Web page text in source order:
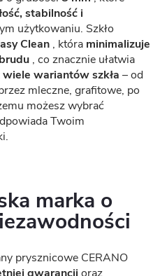
stabilność i
użytkowaniu. Szkło
Clean , która minimalizuje
, co znacznie ułatwia
wiele wariantów szkła – od
mleczne, grafitowe, po
możesz wybrać
Twoim
marka o
prysznicowe CERANO